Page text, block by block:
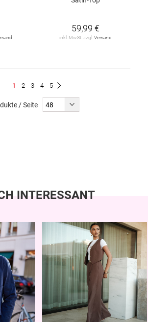
59,99 €
inkl. MwSt. zzgl. Versand
Du
1 Seite
2 Seite
3 Seite
4 Seite
5
/ Seite
INTERESSANT